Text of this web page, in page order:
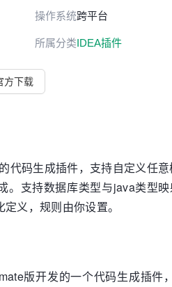
操作系统跨平台
所属分类IDEA插件
方下载
代码生成插件，支持自定义任
。支持数据库类型与java类型
义，规则由你设置。
版开发的一个代码生成插